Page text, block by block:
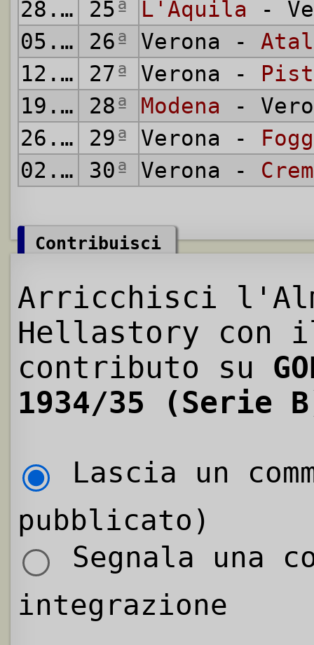
28.04.1935
25ª L'Aquila -
05.05.1935
26ª Verona -
12.05.1935
27ª Verona -
19.05.1935
28ª Modena -
26.05.1935
29ª Verona -
02.06.1935
30ª Verona -
Contribuisci
Arricchisci
Hellastory con
contributo su
1934/35 (Serie
Lascia un
pubblicato)
Segnala una
integrazione